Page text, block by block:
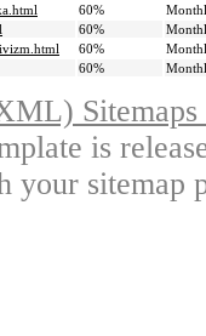
60%
60%
60%
60%
is
your sitemap